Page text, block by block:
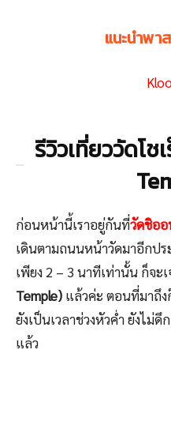
แนะนำพา
รีวิวเที่ยววัดโ
ก่อนหน้านี้เราอยู่กันที่วัดชิออ
เดินตามถนนหน้าวัดมาอีกปร
เพียง 2 – 3 นาทีเท่านั้น ก็จะ
Temple) แล้วค่ะ ตอนที่มาถึง
ยังเป็นเวลาช่วงหัวค่ำ ยังไม่
แล้ว